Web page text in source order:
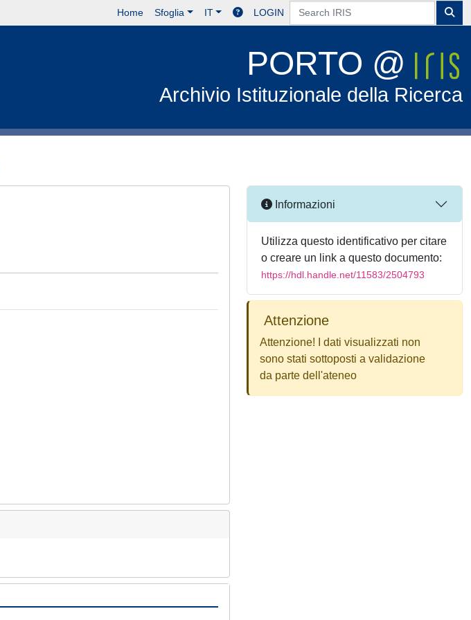
Home Sfoglia IT LOGIN
PORTO @
Archivio Istituzionale della Ricerca
Informazioni
Utilizza questo identificativo per citare
o creare un link a questo documento:
https://hdl.handle.net/11583/2504793
Attenzione
Attenzione! I dati visualizzati non
sono stati sottoposti a validazione
da parte dell'ateneo